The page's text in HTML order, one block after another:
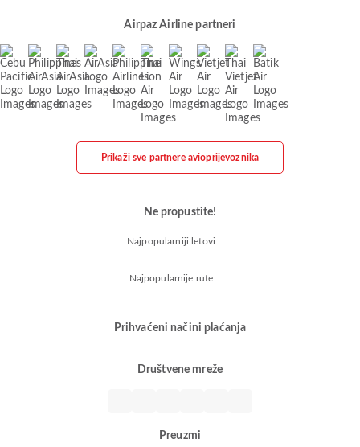
Airpaz Airline partneri
Prikaži sve partnere avioprijevoznika
Ne propustite!
Najpopularniji letovi
Najpopularnije rute
Prihvaćeni načini plaćanja
Društvene mreže
Preuzmi